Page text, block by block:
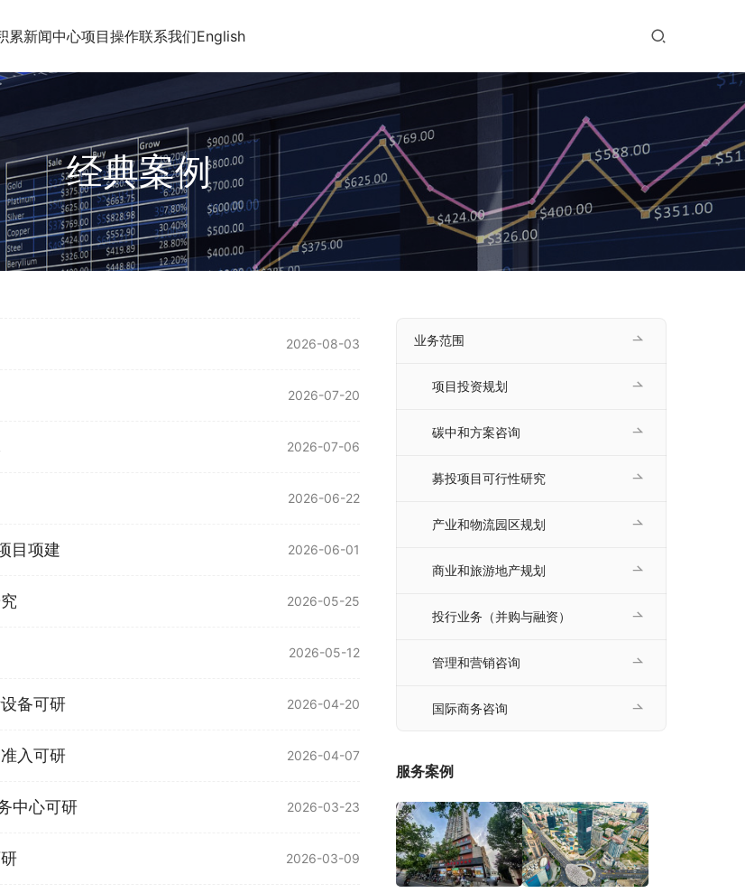
累新闻中心项目操作联系我们English
经典案例
2026-08-03
2026-07-20
2026-07-06
2026-06-22
目项建 2026-06-01
2026-05-25
2026-05-12
备可研 2026-04-20
入可研 2026-04-07
中心可研 2026-03-23
2026-03-09
业务范围
项目投资规划
碳中和方案咨询
募投项目可行性研究
产业和物流园区规划
商业和旅游地产规划
投行业务（并购与融资）
管理和营销咨询
国际商务咨询
服务案例